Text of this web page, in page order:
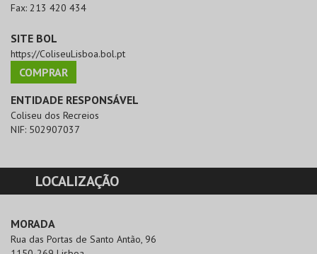
Fax: 213 420 434
SITE BOL
https://ColiseuLisboa.bol.pt
COMPRAR
ENTIDADE RESPONSÁVEL
Coliseu dos Recreios
NIF: 502907037
LOCALIZAÇÃO
MORADA
Rua das Portas de Santo Antão, 96